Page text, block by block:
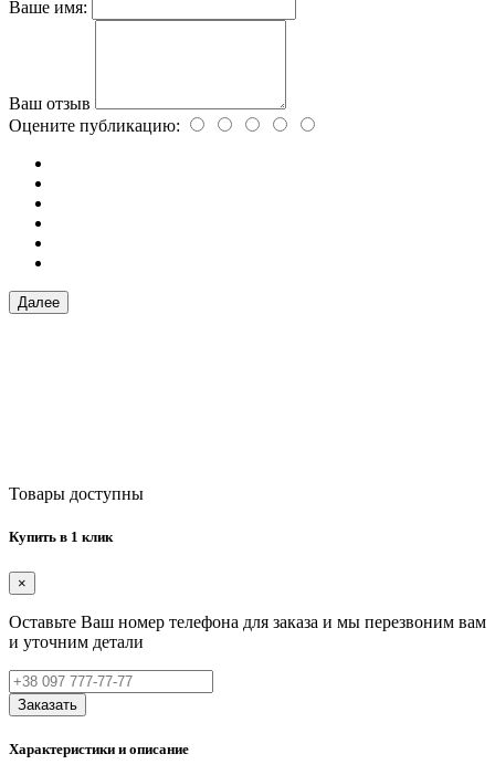
Ваше имя:
Ваш отзыв
Оцените публикацию:
Далее
Товары доступны
Купить в 1 клик
×
Оставьте Ваш номер телефона для заказа и мы перезвоним вам
и уточним детали
Заказать
Характеристики и описание